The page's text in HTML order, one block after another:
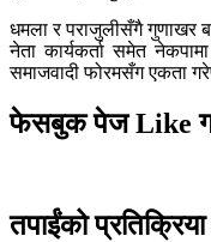
धमला र पराजुलीसँगै गुणाखर
नेता कार्यकर्ता समेत
समाजवादी फोरमसँग एकता
फेसबुक पेज Like
तपाईंको प्रतिक्रिया